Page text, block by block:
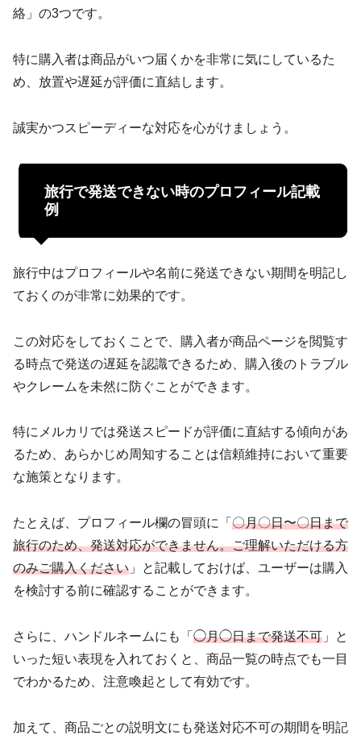
絡」の3つです。
特に購入者は商品がいつ届くかを非常に気にしているた
め、放置や遅延が評価に直結します。
誠実かつスピーディーな対応を心がけましょう。
旅行で発送できない時のプロフィール記載
例
旅行中はプロフィールや名前に発送できない期間を明記し
ておくのが非常に効果的です。
この対応をしておくことで、購入者が商品ページを閲覧す
る時点で発送の遅延を認識できるため、購入後のトラブル
やクレームを未然に防ぐことができます。
特にメルカリでは発送スピードが評価に直結する傾向があ
るため、あらかじめ周知することは信頼維持において重要
な施策となります。
たとえば、プロフィール欄の冒頭に「 〇月〇日〜〇日まで
旅行のため、発送対応ができません。ご理解いただける方
のみご購入ください 」と記載しておけば、ユーザーは購入
を検討する前に確認することができます。
さらに、ハンドルネームにも「 ◯月◯日まで発送不可 」と
いった短い表現を入れておくと、商品一覧の時点でも一目
でわかるため、注意喚起として有効です。
加えて、商品ごとの説明文にも発送対応不可の期間を明記